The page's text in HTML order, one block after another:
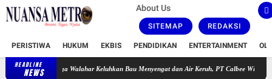
About Us
SITEMAP REDAKSI
PERISTIWA HUKUM EKBIS PENDIDIKAN ENTERTAINMENT
HEADLINE
NEWS
Warga Walahar Keluhkan Bau Menyengat dan Air Keruh, PT Calbee Wings Food Akui